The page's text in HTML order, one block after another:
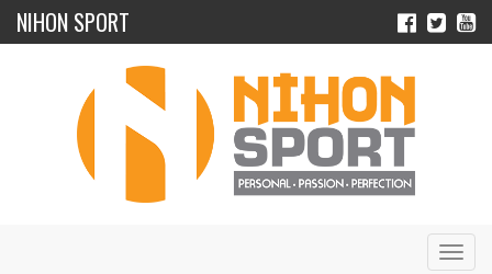
NIHON SPORT